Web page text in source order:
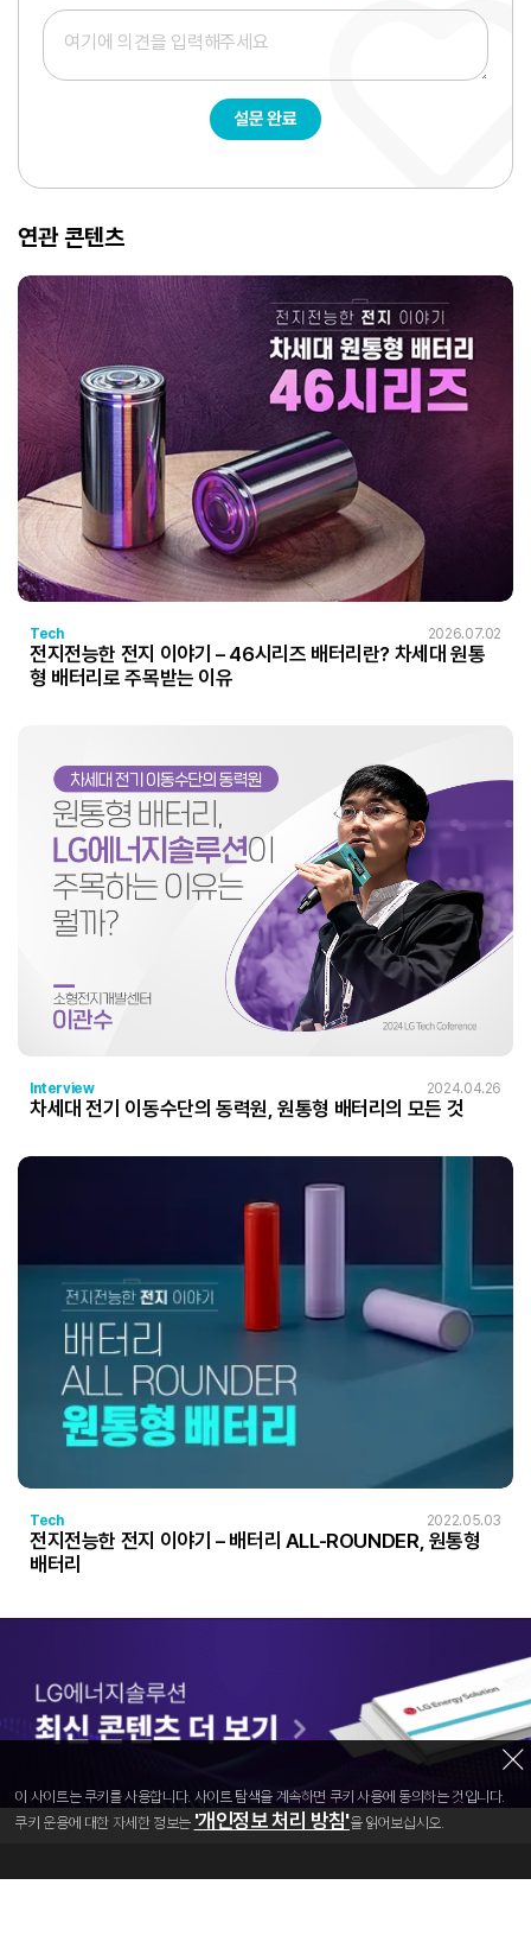
설문 완료
연관 콘텐츠
Tech 2026.07.02
전지전능한 전지 이야기 – 46시리즈 배터리란? 차세대 원통
형 배터리로 주목받는 이유
Interview 2024.04.26
차세대 전기 이동수단의 동력원, 원통형 배터리의 모든 것
Tech 2022.05.03
전지전능한 전지 이야기 – 배터리 ALL-ROUNDER, 원통형
배터리
이 사이트는 쿠키를 사용합니다. 사이트 탐색을 계속하면 쿠키 사용에 동의하는 것입니다.
쿠키 운용에 대한 자세한 정보는 '개인정보 처리 방침'을 읽어보십시오.